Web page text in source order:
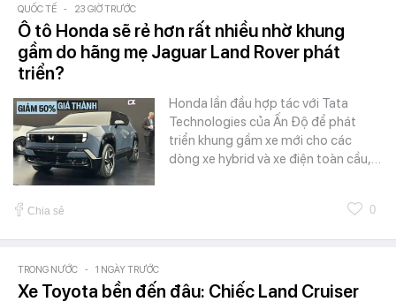
QUỐC TẾ - 23 GIỜ TRƯỚC
Ô tô Honda sẽ rẻ hơn rất nhiều nhờ khung
gầm do hãng mẹ Jaguar Land Rover phát
triển?
Honda lần đầu hợp tác với Tata
Technologies của Ấn Độ để phát
triển khung gầm xe mới cho các
dòng xe hybrid và xe điện toàn cầu,…
Chia sẻ 0
TRONG NƯỚC - 1 NGÀY TRƯỚC
Xe Toyota bền đến đâu: Chiếc Land Cruiser